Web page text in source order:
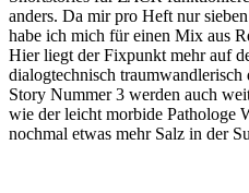
anders. Da mir pro Heft nur
habe ich mich für einen Mix aus
Hier liegt der Fixpunkt mehr auf
dialogtechnisch
Story Nummer 3 werden auch
wie der leicht morbide Pathologe
nochmal etwas mehr Salz in der